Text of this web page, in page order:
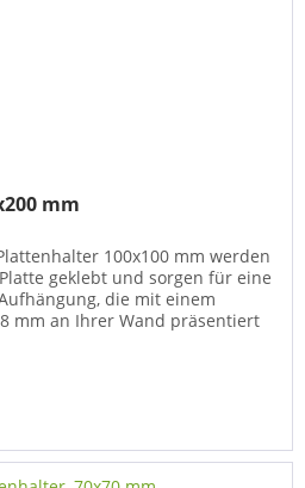
mm
100x100 mm werden
geklebt und sorgen für eine
die mit einem
mm an Ihrer Wand präsentiert